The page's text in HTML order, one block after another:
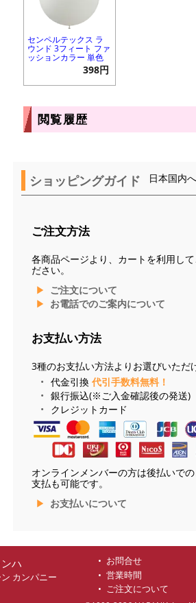
センペルテックス ラ
ウンド 3フィート ファ
ッションカラー 単色
398円
閲覧履歴
ショッピングガイド 日本国内
ご注文方法
各商品ページより、カートを利用して
ださい。
ご注文について
お電話でのご案内について
お支払い方法
3種のお支払い方法よりお選びいただ
代金引換 代引手数料無料！
銀行振込(※ご入金確認後の発送)
クレジットカード
オンラインメンバーの方は後払いで
支払も可能です。
お支払いについて
ハ
カンパニー
お問合せ
営業時間
ご注文について